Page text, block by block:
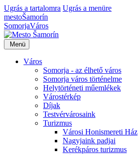
Ugrás a tartalomra Ugrás a menüre
mestoŠamorín
SomorjaVáros
Menü
Város
Somorja - az élhető város
Somorja város történelme
Helytörténeti műemlékek
Várostérkép
Díjak
Testvérvárosaink
Turizmus
Városi Honismereti Ház
Nagyjaink padjai
Kerékpáros turizmus